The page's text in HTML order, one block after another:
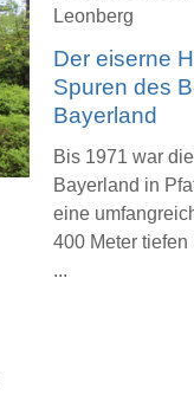
Leonberg
Der eiserne
Spuren des
Bayerland
Bis 1971 war
Bayerland in
eine
400 Meter
...